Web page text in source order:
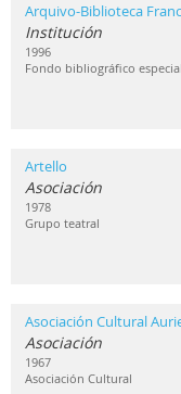
Arquivo-Biblioteca
Institución
1996
Fondo bibliográfico
Artello
Asociación
1978
Grupo teatral
Asociación Cultural
Asociación
1967
Asociación Cultural